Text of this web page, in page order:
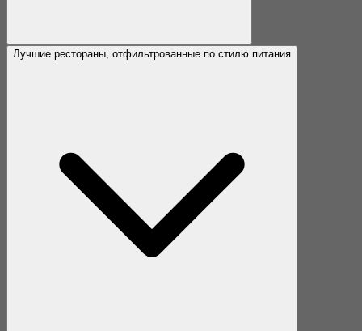
Лучшие рестораны, отфильтрованные по стилю питания